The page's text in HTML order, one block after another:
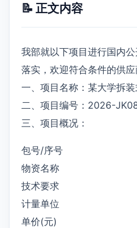
📝 正文内容
我部就以下项目进行国内
落实，欢迎符合条件的供应
一、项目名称：某大学拆
二、项目编号：2026-
三、项目概况：
包号/序号
物资名称
技术要求
计量单位
单价(元)